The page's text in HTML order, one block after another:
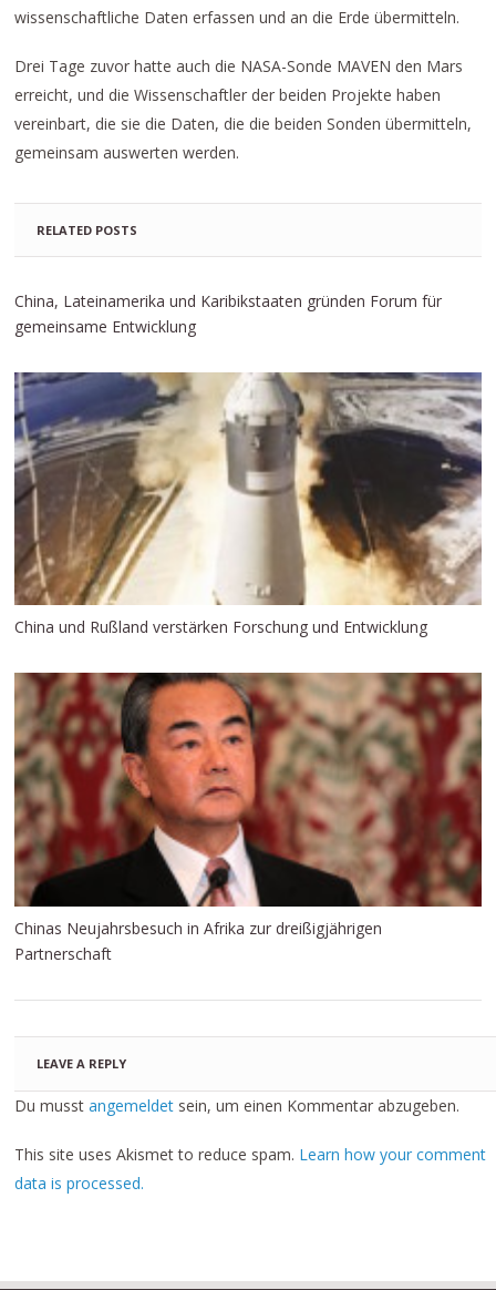
wissenschaftliche Daten erfassen und an die Erde übermitteln.
Drei Tage zuvor hatte auch die NASA-Sonde MAVEN den Mars
erreicht, und die Wissenschaftler der beiden Projekte haben
vereinbart, die sie die Daten, die die beiden Sonden übermitteln,
gemeinsam auswerten werden.
RELATED POSTS
China, Lateinamerika und Karibikstaaten gründen Forum für
gemeinsame Entwicklung
China und Rußland verstärken Forschung und Entwicklung
Chinas Neujahrsbesuch in Afrika zur dreißigjährigen
Partnerschaft
LEAVE A REPLY
Du musstangemeldet sein, um einen Kommentar abzugeben.
This site uses Akismet to reduce spam. Learn how your comment
data is processed.